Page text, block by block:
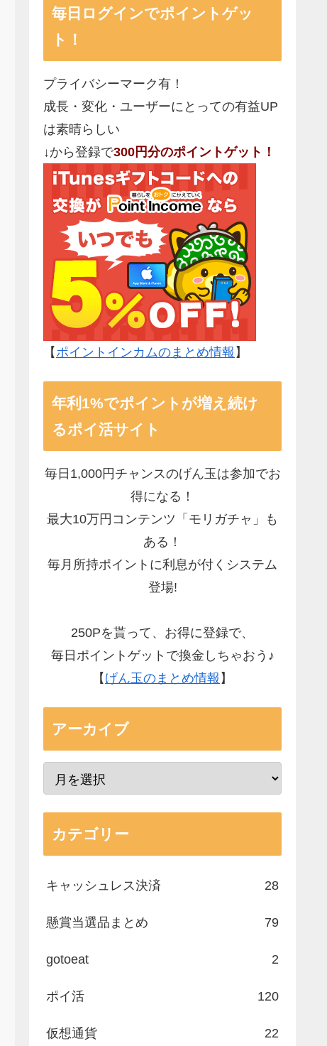
毎日ログインでポイントゲッ
ト！
プライバシーマーク有！
成長・変化・ユーザーにとっての有益UP
は素晴らしい
↓から登録で300円分のポイントゲット！
【 ポイントインカムのまとめ情報 】
年利1%でポイントが増え続け
るポイ活サイト
毎日1,000円チャンスのげん玉は参加でお
得になる！
最大10万円コンテンツ「モリガチャ」も
ある！
毎月所持ポイントに利息が付くシステム
登場!
250Pを貰って、お得に登録で、
毎日ポイントゲットで換金しちゃおう♪
【 げん玉のまとめ情報 】
アーカイブ
カテゴリー
キャッシュレス決済 28
懸賞当選品まとめ 79
gotoeat 2
ポイ活 120
仮想通貨 22